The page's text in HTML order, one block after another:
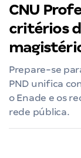
CNU
critérios
Prepare-se
PND unifica
o Enade e os
rede pública.